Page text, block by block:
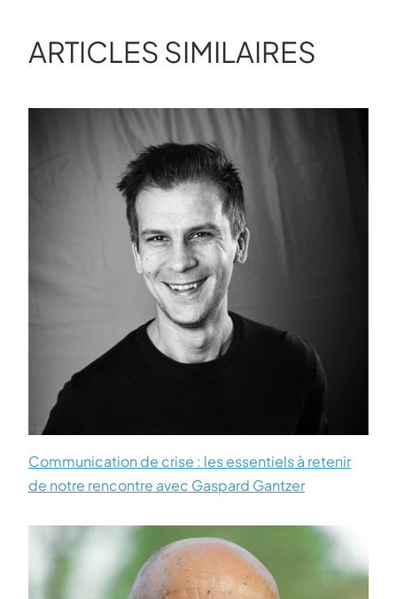
ARTICLES SIMILAIRES
Communication de crise : les essentiels à retenir
de notre rencontre avec Gaspard Gantzer